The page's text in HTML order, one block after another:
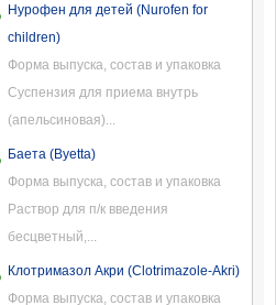
Нурофен для детей (Nurofen for
children)
Форма выпуска, состав и упаковка
Суспензия для приема внутрь
(апельсиновая)...
Баета (Byetta)
Форма выпуска, состав и упаковка
Раствор для п/к введения
бесцветный,...
Клотримазол Акри (Clotrimazole-Akri)
Форма выпуска, состав и упаковка